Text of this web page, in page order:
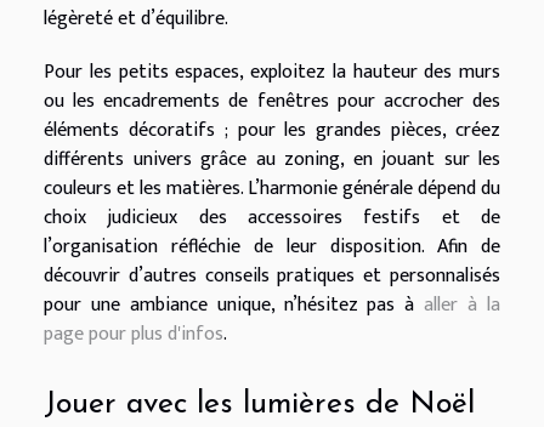
légèreté et d’équilibre.
Pour les petits espaces, exploitez la hauteur des murs
ou les encadrements de fenêtres pour accrocher des
éléments décoratifs ; pour les grandes pièces, créez
différents univers grâce au zoning, en jouant sur les
couleurs et les matières. L’harmonie générale dépend du
choix judicieux des accessoires festifs et de
l’organisation réfléchie de leur disposition. Afin de
découvrir d’autres conseils pratiques et personnalisés
pour une ambiance unique, n’hésitez pas àaller à la
page pour plus d'infos.
Jouer avec les lumières de Noël